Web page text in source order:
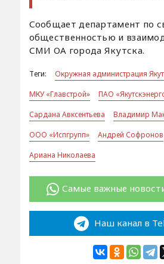
Сообщает департамент по
общественностью и
СМИ ОА города Якутска.
Теги:
Окружная администрация
МКУ «Главстрой»
ПАО
Сардана Авксентьева
Владимир
ООО «Испгрупп»
Андрей Софронов
Ариана Николаева
Самые важные
Наш канал в